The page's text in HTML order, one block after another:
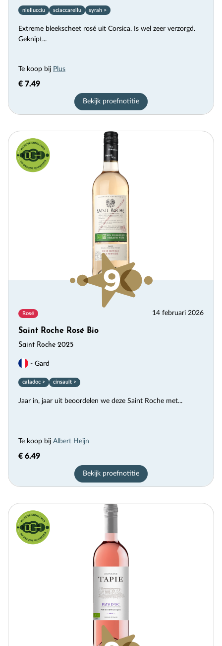
niellucciu sciaccarellu syrah >
Extreme bleekscheet rosé uit Corsica. Is wel zeer verzorgd.
Geknipt...
Te koop bij Plus
€ 7.49
Bekijk proefnotitie
Rosé 14 februari 2026
Saint Roche Rosé Bio
Saint Roche 2025
- Gard
caladoc > cinsault >
Jaar in, jaar uit beoordelen we deze Saint Roche met...
Te koop bij Albert Heijn
€ 6.49
Bekijk proefnotitie